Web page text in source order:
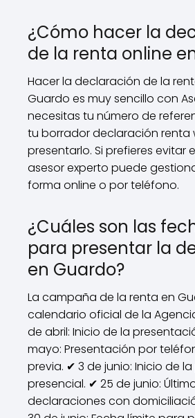
¿Cómo hacer la
de la renta online
Hacer la declaración de la
Guardo es muy sencillo con
necesitas tu número de
tu borrador declaración renta
presentarlo. Si prefieres evitar
asesor experto puede
forma online o por teléfono.
¿Cuáles son las
para presentar la
en Guardo?
La campaña de la renta en
calendario oficial de la
de abril: Inicio de la
mayo: Presentación por
previa. ✔ 3 de junio: Inicio de
presencial. ✔ 25 de junio:
declaraciones con